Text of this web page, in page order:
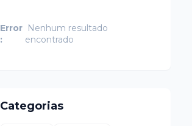
Error
:
Nenhum resultado
encontrado
Categorias